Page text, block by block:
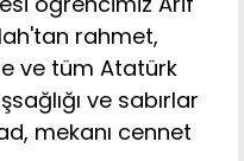
rahmet,
ve tüm Atatürk
ve sabırlar
mekanı cennet